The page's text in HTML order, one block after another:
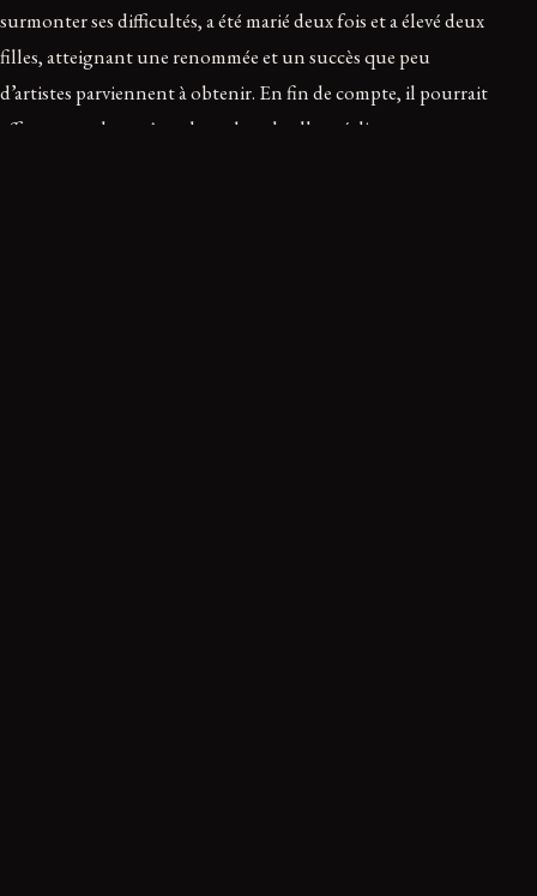
surmonter ses difficultés, a été marié deux fois et a élevé deux
filles, atteignant une renommée et un succès que peu
d’artistes parviennent à obtenir. En fin de compte, il pourrait
affirmer que les « rêves de rock and roll se réalisent ».